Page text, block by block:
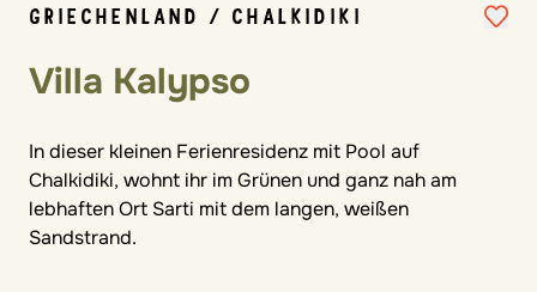
GRIECHENLAND / CHALKIDIKI
Villa Kalypso
In dieser kleinen Ferienresidenz mit Pool auf
Chalkidiki, wohnt ihr im Grünen und ganz nah am
lebhaften Ort Sarti mit dem langen, weißen
Sandstrand.